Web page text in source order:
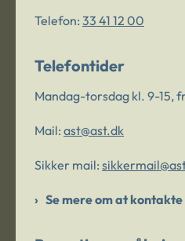
Telefon: 33 41 12 00
Telefontider
Mandag-torsdag kl. 9-15,
Mail: ast@ast.dk
Sikker mail:
Se mere om at